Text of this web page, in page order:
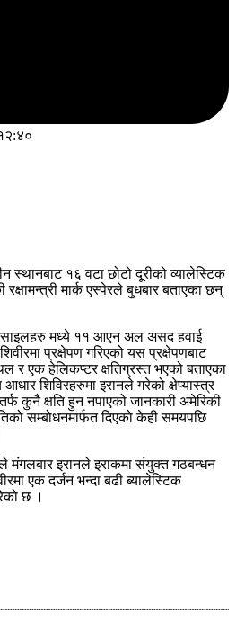
स्थानबाट १६ वटा छोटो दूरीको व्यालेस्टिक
रक्षामन्त्री मार्क एस्पेरले बुधबार बताएका छन्
मध्ये ११ आएन अल असद हवाई
प्रक्षेपण गरिएको यस प्रक्षेपणबाट
र एक हेलिकप्टर क्षतिग्रस्त भएको बताएका
शिविरहरुमा इरानले गरेको क्षेप्यास्त्र
कुनै क्षति हुन नपाएको जानकारी अमेरिकी
सम्बोधनमार्फत दिएको केही समयपछि
मंगलबार इरानले इराकमा संयुक्त गठबन्धन
एक दर्जन भन्दा बढी ब्यालेस्टिक
छ ।